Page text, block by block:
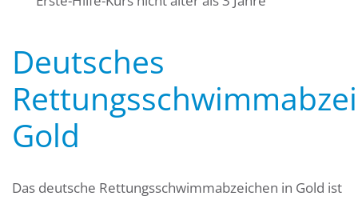
Deutsches
Gold
Das deutsche Rettungsschwimmabzeichen in Gold ist